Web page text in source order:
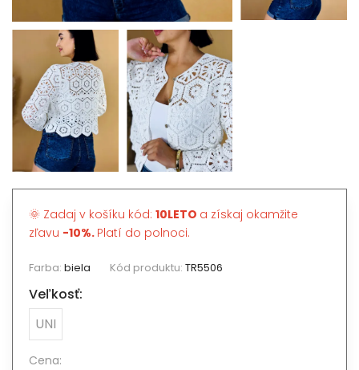
🌞 Zadaj v košíku kód: 10LETO a získaj okamžite
zľavu -10%. Platí do polnoci.
Farba: biela Kód produktu: TR5506
Veľkosť:
UNI
Cena: